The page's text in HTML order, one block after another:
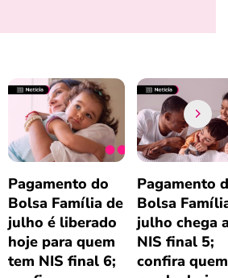
Pagamento do
Bolsa Família de
julho é liberado
hoje para quem
tem NIS final 6;
Pagamento
Bolsa
julho chega
NIS final 5;
confira quem